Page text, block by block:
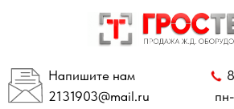
пн-пт: с 9.00 - 17.00
2131903
Предлагаем запасные части